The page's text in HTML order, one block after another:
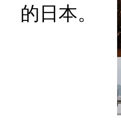
的日本。